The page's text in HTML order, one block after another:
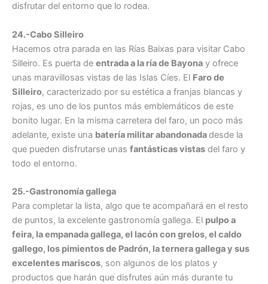
disfrutar del entorno que lo rodea.
24.-Cabo Silleiro
Hacemos otra parada en las Rías Baixas para visitar Cabo
Silleiro. Es puerta de entrada a la ría de Bayona y ofrece
unas maravillosas vistas de las Islas Cíes. El Faro de
Silleiro, caracterizado por su estética a franjas blancas y
rojas, es uno de los puntos más emblemáticos de este
bonito lugar. En la misma carretera del faro, un poco más
adelante, existe una batería militar abandonadadesde la
que pueden disfrutarse unas fantásticas vistas del faro y
todo el entorno.
25.-Gastronomía gallega
Para completar la lista, algo que te acompañará en el resto
de puntos, la excelente gastronomía gallega. El pulpo a
feira, la empanada gallega, el lacón con grelos, el caldo
gallego, los pimientos de Padrón, la ternera gallega y sus
excelentes mariscos, son algunos de los platos y
productos que harán que disfrutes aún más durante tu